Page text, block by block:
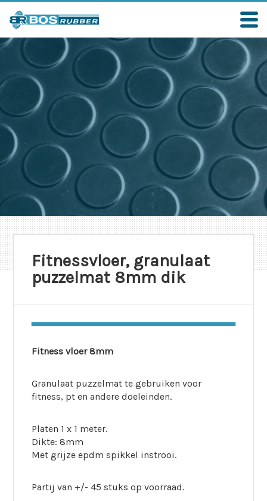
Fitnessvloer, granulaat
puzzelmat 8mm dik
Fitness vloer 8mm
Granulaat puzzelmat te gebruiken voor
fitness, pt en andere doeleinden.
Platen 1 x 1 meter.
Dikte: 8mm
Met grijze epdm spikkel instrooi.
Partij van +/- 45 stuks op voorraad.